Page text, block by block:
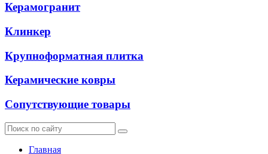
Керамогранит
Клинкер
Крупноформатная плитка
Керамические ковры
Сопутствующие товары
Главная